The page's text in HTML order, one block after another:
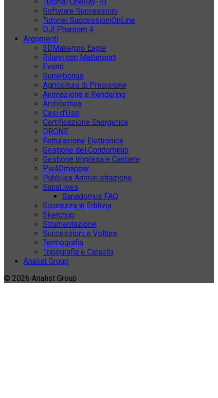
Software Successioni
Tutorial SuccessioniOnLine
DJI Phantom 4
Argomenti
3DMakerpro Eagle
Rilievi con Matterport
Eventi
Superbonus
Agricoltura di Precisione
Animazione e Rendering
Architettura
Casi d’Uso
Certificazione Energetica
DRONE
Fatturazione Elettronica
Gestione del Condominio
Gestione Impresa e Cantiere
Pix4Dmapper
Pubblica Amministrazione
SanaLives
Sanadomus FAQ
Sicurezza in Edilizia
Sketchup
Strumentazione
Successioni e Volture
Termografia
Topografia e Catasto
Analist Group
© 2026 Analist Group